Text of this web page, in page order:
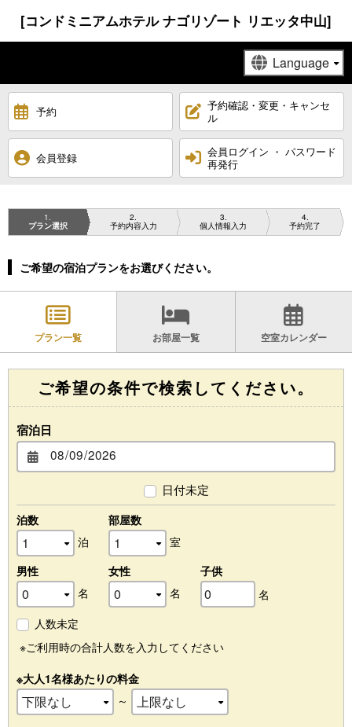
[コンドミニアムホテル ナゴリゾート リエッタ中山]
予約
予約確認・変更・キャンセ
ル
会員登録
会員ログイン ・ パスワード
再発行
1
プラン選択
2
予約内容入力
3
個人情報入力
4
予約完了
ご希望の宿泊プランをお選びください。
プラン一覧 お部屋一覧 空室カレンダー
ご希望の条件で検索してください。
宿泊日
日付未定
泊数
泊
部屋数
室
男性
名
女性
名
子供
名
人数未定
※ご利用時の合計人数を入力してください
※大人1名様あたりの料金
～